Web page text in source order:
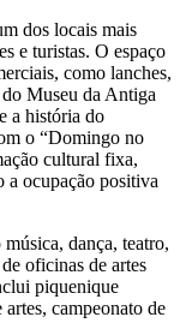
dos locais mais
e turistas. O espaço
como lanches,
Museu da Antiga
a história do
o “Domingo no
cultural fixa,
a ocupação positiva
dança, teatro,
oficinas de artes
piquenique
campeonato de